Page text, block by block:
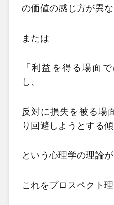
の価値の感じ方が異な
または
「利益を得る場面
し、
反対に損失を被る場
り回避しようとする傾
という心理学の理論が
これをプロスペクト